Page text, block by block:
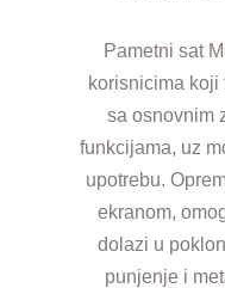
Pametni sat
korisnicima koji
sa osnovnim
funkcijama, uz
upotrebu.
ekranom,
dolazi u
punjenje i